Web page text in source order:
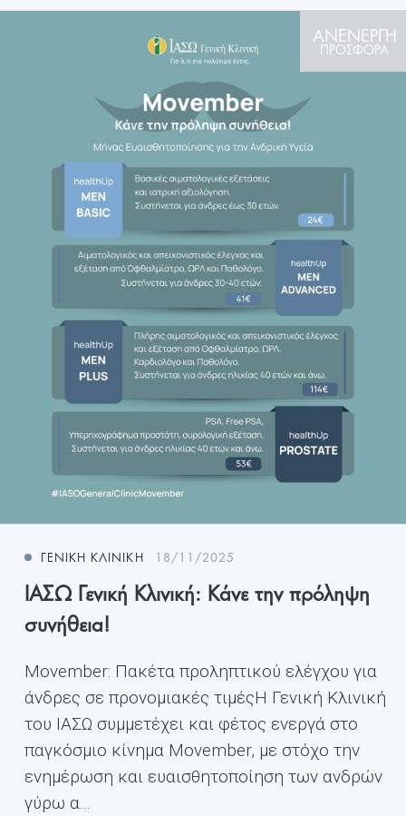
ΑΝΕΝΕΡΓΗ
ΠΡΟΣΦΟΡΑ
ΓΕΝΙΚΉ ΚΛΙΝΙΚΉ 18/11/2025
ΙΑΣΩ Γενική Κλινική: Κάνε την πρόληψη
συνήθεια!
Movember: Πακέτα προληπτικού ελέγχου για
άνδρες σε προνομιακές τιμέςH Γενική Κλινική
του ΙΑΣΩ συμμετέχει και φέτος ενεργά στο
παγκόσμιο κίνημα Movember, με στόχο την
ενημέρωση και ευαισθητοποίηση των ανδρών
γύρω α...